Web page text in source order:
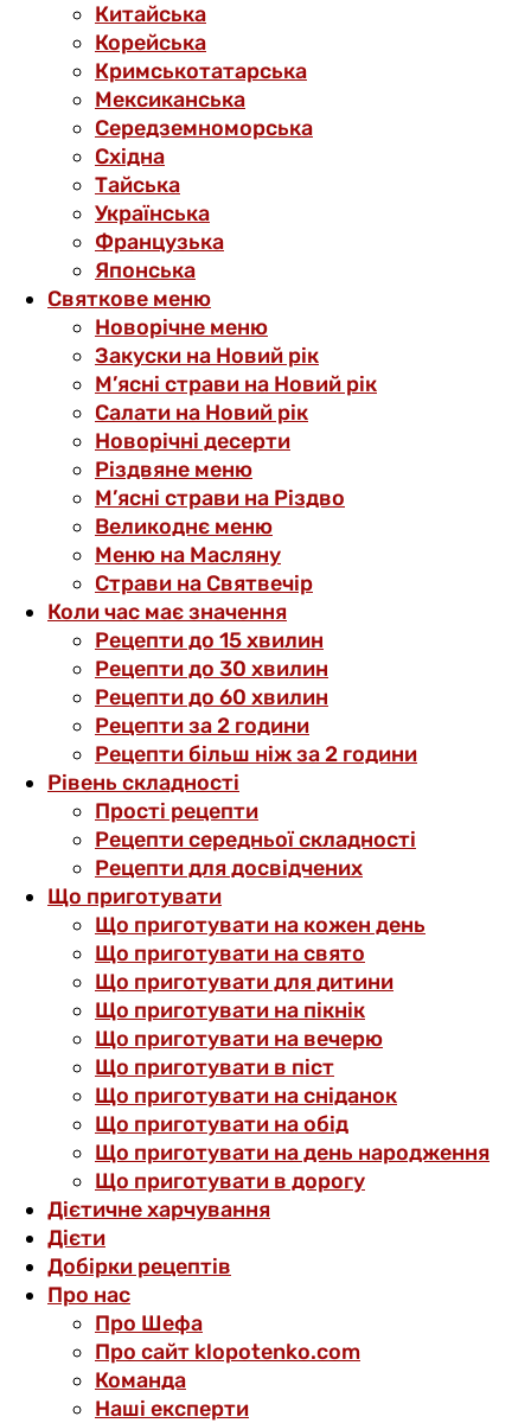
Китайська
Корейська
Кримськотатарська
Мексиканська
Середземноморська
Східна
Тайська
Українська
Французька
Японська
Святкове меню
Новорічне меню
Закуски на Новий рік
М’ясні страви на Новий рік
Салати на Новий рік
Новорічні десерти
Різдвяне меню
М’ясні страви на Різдво
Великоднє меню
Меню на Масляну
Страви на Святвечір
Коли час має значення
Рецепти до 15 хвилин
Рецепти до 30 хвилин
Рецепти до 60 хвилин
Рецепти за 2 години
Рецепти більш ніж за 2 години
Рівень складності
Прості рецепти
Рецепти середньої складності
Рецепти для досвідчених
Що приготувати
Що приготувати на кожен день
Що приготувати на свято
Що приготувати для дитини
Що приготувати на пікнік
Що приготувати на вечерю
Що приготувати в піст
Що приготувати на сніданок
Що приготувати на обід
Що приготувати на день народження
Що приготувати в дорогу
Дієтичне харчування
Дієти
Добірки рецептів
Про нас
Про Шефа
Про сайт klopotenko.com
Команда
Наші експерти